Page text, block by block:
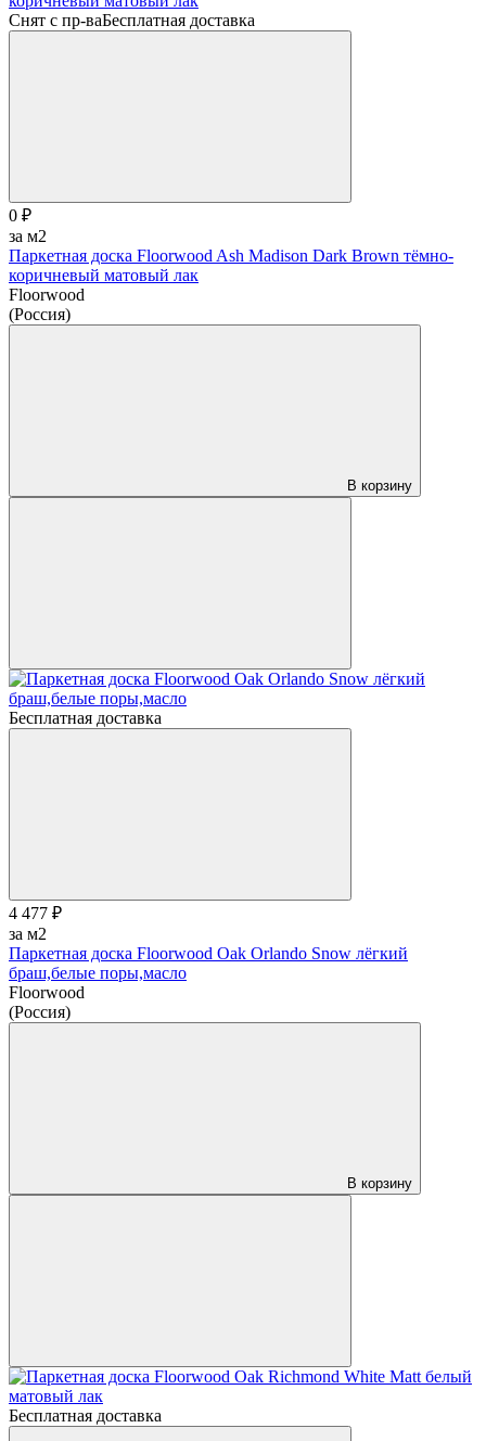
Снят с пр-ваБесплатная доставка
0 ₽
за м2
Паркетная доска Floorwood Ash Madison Dark Brown тёмно-
коричневый матовый лак
Floorwood
(Россия)
В корзину
Бесплатная доставка
4 477 ₽
за м2
Паркетная доска Floorwood Oak Orlando Snow лёгкий
браш,белые поры,масло
Floorwood
(Россия)
В корзину
Бесплатная доставка